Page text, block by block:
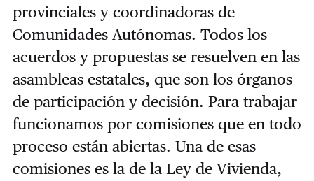
provinciales y coordinadoras de
Comunidades Autónomas. Todos los
acuerdos y propuestas se resuelven en las
asambleas estatales, que son los órganos
de participación y decisión. Para trabajar
funcionamos por comisiones que en todo
proceso están abiertas. Una de esas
comisiones es la de la Ley de Vivienda,